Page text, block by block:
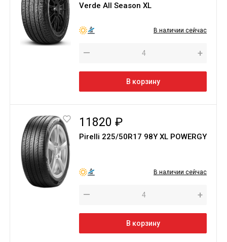
Verde All Season XL
В наличии сейчас
— +
В корзину
11820 ₽
Pirelli 225/50R17 98Y XL POWERGY
В наличии сейчас
— +
В корзину